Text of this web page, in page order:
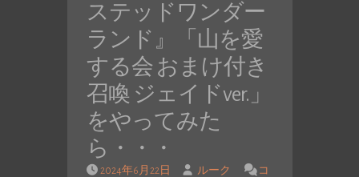
ステッドワンダー
ランド』「山を愛
する会 おまけ付き
召喚 ジェイドver.」
をやってみた
ら・・・
2024年6月22日 ルーク
コ